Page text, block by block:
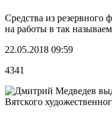
Средства из резервного
на работы в так
22.05.2018 09:59
4341